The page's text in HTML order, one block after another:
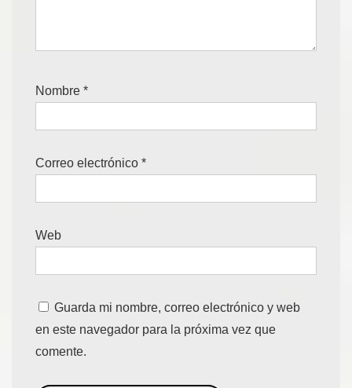
Nombre *
Correo electrónico *
Web
Guarda mi nombre, correo electrónico y web
en este navegador para la próxima vez que
comente.